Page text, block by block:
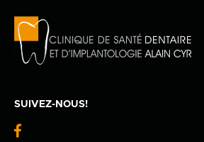
SUIVEZ-NOUS!
fb-